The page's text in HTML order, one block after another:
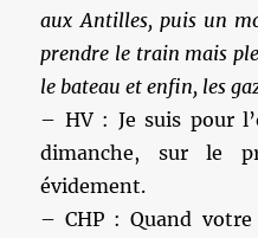
aux Antilles, puis un
prendre le train mais
le bateau et enfin, les
– HV : Je suis pour
dimanche, sur le
évidement.
– CHP : Quand